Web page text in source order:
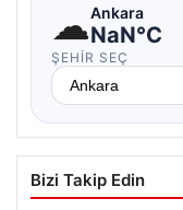
☁Ankara
NaN°C
ŞEHIR SEÇ
Bizi Takip Edin